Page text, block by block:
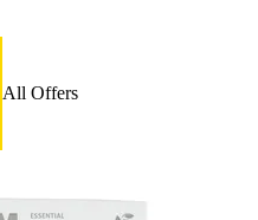
All Offers